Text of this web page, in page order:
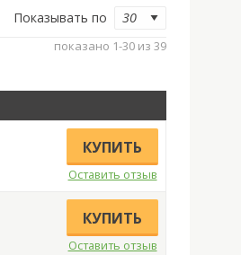
Показывать по
показано 1-30 из 39
КУПИТЬ
Оставить отзыв
КУПИТЬ
Оставить отзыв